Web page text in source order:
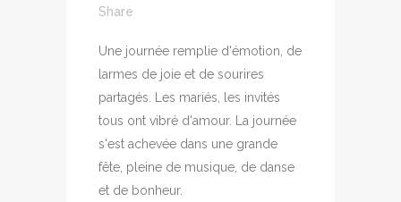
Share
Une journée remplie d'émotion, de
larmes de joie et de sourires
partagés. Les mariés, les invités
tous ont vibré d'amour. La journée
s'est achevée dans une grande
fête, pleine de musique, de danse
et de bonheur.